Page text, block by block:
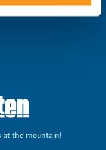
at the mountain!